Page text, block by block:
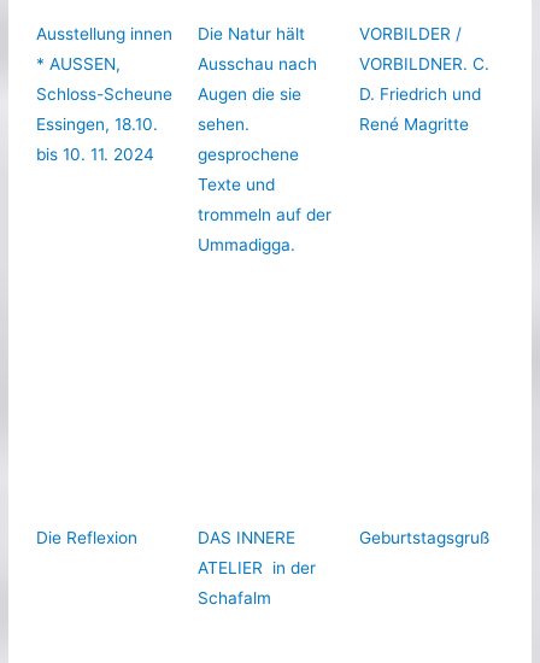
Ausstellung innen
* AUSSEN,
Schloss-Scheune
Essingen, 18.10.
bis 10. 11. 2024
Die Natur hält
Ausschau nach
Augen die sie
sehen.
gesprochene
Texte und
trommeln auf der
Ummadigga.
VORBILDER /
VORBILDNER. C.
D. Friedrich und
René Magritte
Die Reflexion
DAS INNERE
ATELIER in der
Schafalm
Geburtstagsgruß